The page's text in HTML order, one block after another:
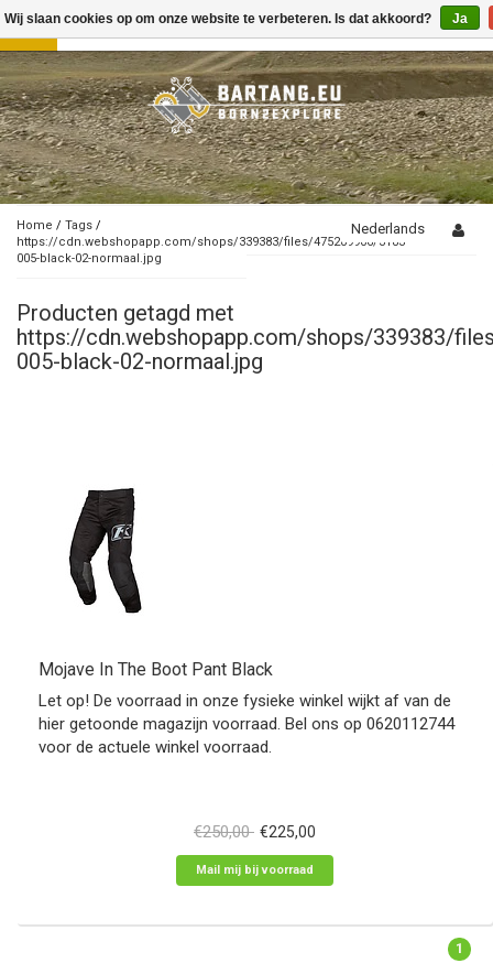
Toggle
navigation
Home / Tags /
https://cdn.webshopapp.com/shops/339383/files/475209906/3183-
005-black-02-normaal.jpg
Nederlands
Producten getagd met
https://cdn.webshopapp.com/shops/339383/
005-black-02-normaal.jpg
Mojave In The Boot Pant Black
Let op! De voorraad in onze fysieke winkel wijkt af van de
hier getoonde magazijn voorraad. Bel ons op 0620112744
voor de actuele winkel voorraad.
€250,00 €225,00
Mail mij bij voorraad
1
Wij slaan cookies op om onze website te verbeteren. Is dat akkoord? Ja